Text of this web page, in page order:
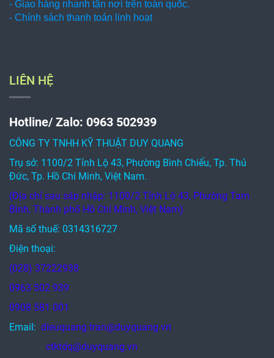
- Giao hàng nhanh tận nơi trên toàn quốc.
- Chính sách thanh toán linh hoạt
LIÊN HỆ
Hotline/ Zalo: 0963 502939
CÔNG TY TNHH KỸ THUẬT DUY QUANG
Trụ sở: 1100/2 Tỉnh Lộ 43, Phường Bình Chiểu, Tp. Thủ
Đức, Tp. Hồ Chí Minh, Việt Nam.
(Địa chỉ sau sáp nhập: 1100/2 Tỉnh Lộ 43, Phường Tam
Bình, Thành phố Hồ Chí Minh, Việt Nam)
Mã số thuế: 0314316727
Điện thoại:
(028) 37222938
0963 502 939
0908 581 001
Email: dieuquang.tran@duyquang.vn
ctktdq@duyquang.vn